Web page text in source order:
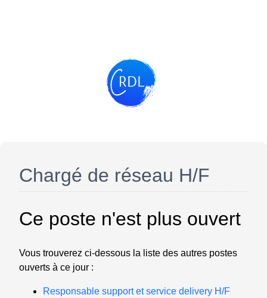
Chargé de réseau H/F
Ce poste n'est plus ouvert
Vous trouverez ci-dessous la liste des autres postes
ouverts à ce jour :
Responsable support et service delivery H/F